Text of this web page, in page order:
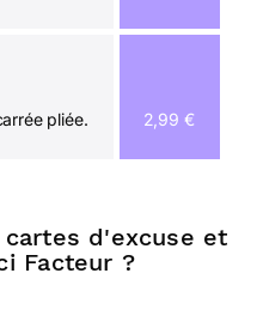
pliée. 2,99 €
d'excuse et
Facteur ?